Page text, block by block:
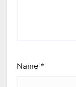
Name *